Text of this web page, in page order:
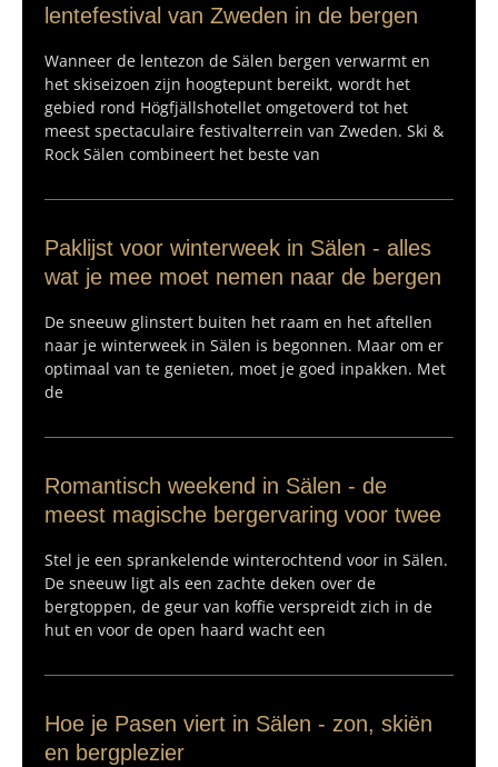
lentefestival van Zweden in de bergen
Wanneer de lentezon de Sälen bergen verwarmt en
het skiseizoen zijn hoogtepunt bereikt, wordt het
gebied rond Högfjällshotellet omgetoverd tot het
meest spectaculaire festivalterrein van Zweden. Ski &
Rock Sälen combineert het beste van
Paklijst voor winterweek in Sälen - alles
wat je mee moet nemen naar de bergen
De sneeuw glinstert buiten het raam en het aftellen
naar je winterweek in Sälen is begonnen. Maar om er
optimaal van te genieten, moet je goed inpakken. Met
de
Romantisch weekend in Sälen - de
meest magische bergervaring voor twee
Stel je een sprankelende winterochtend voor in Sälen.
De sneeuw ligt als een zachte deken over de
bergtoppen, de geur van koffie verspreidt zich in de
hut en voor de open haard wacht een
Hoe je Pasen viert in Sälen - zon, skiën
en bergplezier